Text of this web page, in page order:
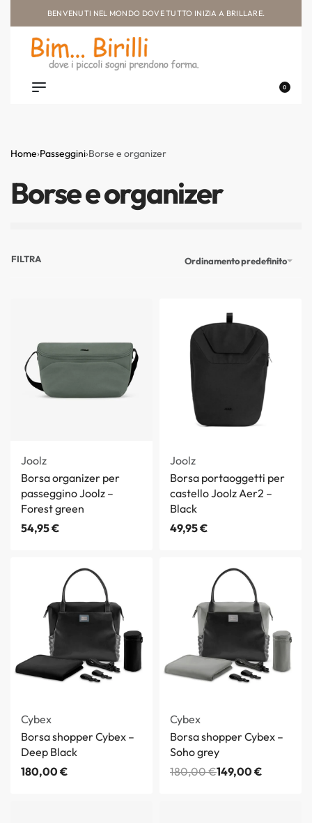
BENVENUTI NEL MONDO DOVE TUTTO INIZIA A BRILLARE.
0
Home›Passeggini›Borse e organizer
Borse e organizer
Ordinamento predefinito
FILTRA
Joolz
Borsa organizer per
passeggino Joolz –
Forest green
54,95€
Joolz
Borsa portaoggetti per
castello Joolz Aer2 –
Black
49,95€
Cybex
Borsa shopper Cybex –
Deep Black
180,00€
Cybex
Borsa shopper Cybex –
Soho grey
180,00€149,00€